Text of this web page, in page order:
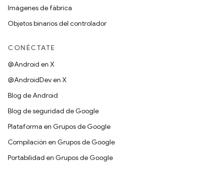
Imágenes de fábrica
Objetos binarios del controlador
CONÉCTATE
@Android en X
@AndroidDev en X
Blog de Android
Blog de seguridad de Google
Plataforma en Grupos de Google
Compilación en Grupos de Google
Portabilidad en Grupos de Google